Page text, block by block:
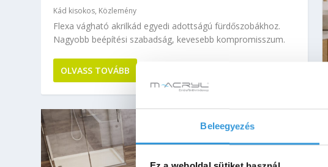
Beleegyezés
Kád kisokos, Közlemény
Flexa vágható akrilkád egyedi adottságú fürdőszobákhoz.
Nagyobb beépítési szabadság, kevesebb kompromisszum.
OLVASS TOVÁBB